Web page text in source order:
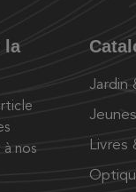
la
nos
Jardin
Livres